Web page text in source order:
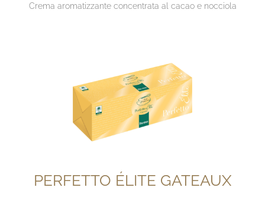
Crema aromatizzante concentrata al cacao e nocciola
PERFETTO ÉLITE GATEAUX